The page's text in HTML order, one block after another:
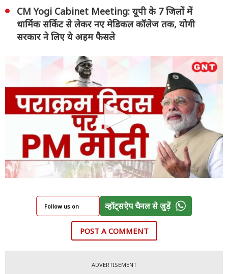
CM Yogi Cabinet Meeting: यूपी के 7 जिलों में
धार्मिक सर्किट से लेकर नए मेडिकल कॉलेज तक, योगी
सरकार ने लिए ये अहम फैसले
Follow us on व्हॉट्सऐप चैनल से जुड़ें
POST A COMMENT
ADVERTISEMENT